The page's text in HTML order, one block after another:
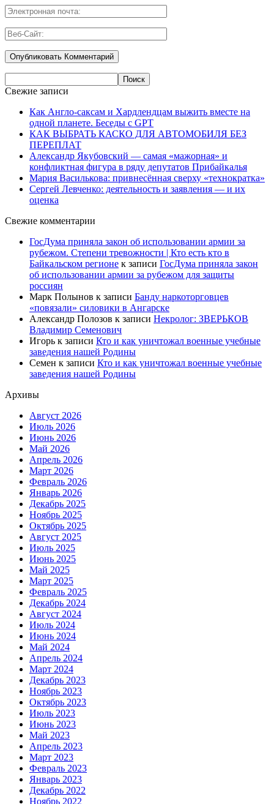
Свежие записи
Как Англо-саксам и Хардлендцам выжить вместе на
одной планете. Беседы с GPT
КАК ВЫБРАТЬ КАСКО ДЛЯ АВТОМОБИЛЯ БЕЗ
ПЕРЕПЛАТ
Александр Якубовский — самая «мажорная» и
конфликтная фигура в ряду депутатов Прибайкалья
Мария Василькова: привнесённая сверху «технократка»
Сергей Левченко: деятельность и заявления — и их
оценка
Свежие комментарии
ГосДума приняла закон об использовании армии за
рубежом. Степени тревожности | Кто есть кто в
Байкальском регионе к записи ГосДума приняла закон
об использовании армии за рубежом для защиты
россиян
Марк Полынов к записи Банду наркоторговцев
«повязали» силовики в Ангарске
Александр Полозов к записи Некролог: ЗВЕРЬКОВ
Владимир Семенович
Игорь к записи Кто и как уничтожал военные учебные
заведения нашей Родины
Семен к записи Кто и как уничтожал военные учебные
заведения нашей Родины
Архивы
Август 2026
Июль 2026
Июнь 2026
Май 2026
Апрель 2026
Март 2026
Февраль 2026
Январь 2026
Декабрь 2025
Ноябрь 2025
Октябрь 2025
Август 2025
Июль 2025
Июнь 2025
Май 2025
Март 2025
Февраль 2025
Декабрь 2024
Август 2024
Июль 2024
Июнь 2024
Май 2024
Апрель 2024
Март 2024
Декабрь 2023
Ноябрь 2023
Октябрь 2023
Июль 2023
Июнь 2023
Май 2023
Апрель 2023
Март 2023
Февраль 2023
Январь 2023
Декабрь 2022
Ноябрь 2022